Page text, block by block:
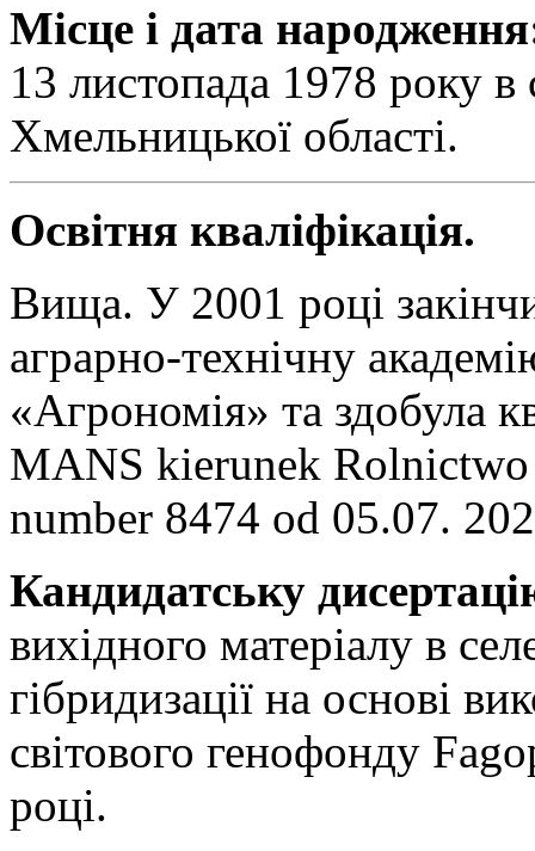
Місце і дата
13 листопада 1978 року
Хмельницької області.
Освітня кваліфікація.
Вища. У 2001 році
аграрно-технічну
«Агрономія» та здобула
MANS kierunek
number 8474 od 05.07.
Кандидатську
вихідного матеріалу в
гібридизації на основі
світового генофонду
році.